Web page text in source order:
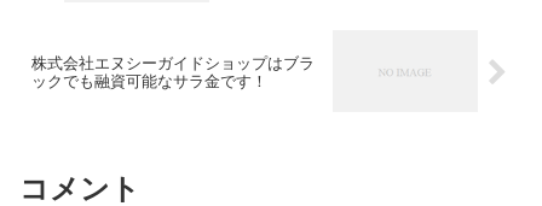
株式会社エヌシーガイドショップはブラ
ックでも融資可能なサラ金です！
コメント